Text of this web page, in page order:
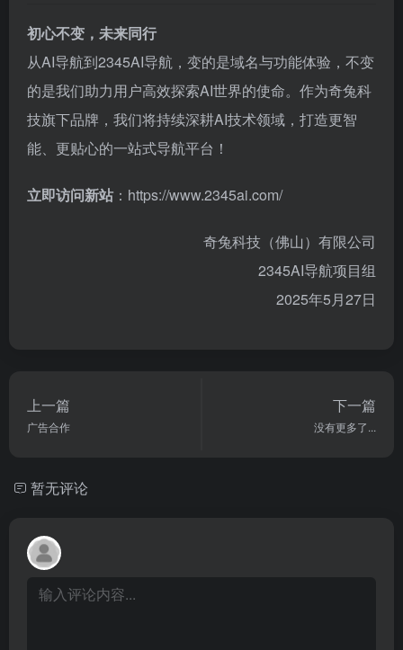
初心不变，未来同行
从AI导航到2345AI导航，变的是域名与功能体验，不变
的是我们助力用户高效探索AI世界的使命。作为奇兔科
技旗下品牌，我们将持续深耕AI技术领域，打造更智
能、更贴心的一站式导航平台！
立即访问新站 ： https://www.2345ai.com/
奇兔科技（佛山）有限公司
2345AI导航项目组
2025年5月27日
上一篇
广告合作
下一篇
没有更多了...
暂无评论